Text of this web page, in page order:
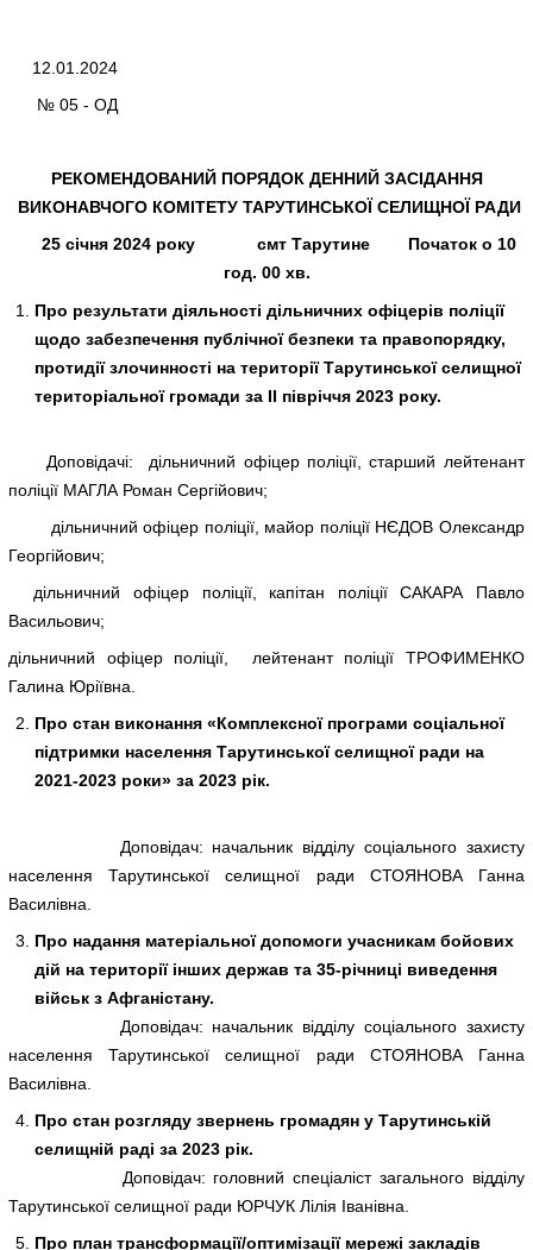
12.01.2024
№ 05 - ОД
РЕКОМЕНДОВАНИЙ ПОРЯДОК ДЕННИЙ ЗАСІДАННЯ
ВИКОНАВЧОГО КОМІТЕТУ ТАРУТИНСЬКОЇ СЕЛИЩНОЇ РАДИ
25 січня 2024 року
смт Тарутине Початок о 10
год. 00 хв.
Про результати діяльності дільничних офіцерів поліції
щодо забезпечення публічної безпеки та правопорядку,
протидії злочинності на території Тарутинської селищної
територіальної громади за ІІ півріччя 2023 року.
Доповідачі: дільничний офіцер поліції, старший лейтенант
поліції МАГЛА Роман Сергійович;
дільничний офіцер поліції, майор поліції НЄДОВ Олександр
Георгійович;
дільничний офіцер поліції, капітан поліції САКАРА Павло
Васильович;
дільничний офіцер поліції, лейтенант поліції ТРОФИМЕНКО
Галина Юріївна.
Про стан виконання «Комплексної програми соціальної
підтримки населення Тарутинської селищної ради на
2021-2023 роки» за 2023 рік.
Доповідач: начальник відділу соціального захисту
населення Тарутинської селищної ради СТОЯНОВА Ганна
Василівна.
Про надання матеріальної допомоги учасникам бойових
дій на території інших держав та 35-річниці виведення
військ з Афганістану.
Доповідач: начальник відділу соціального захисту
населення Тарутинської селищної ради СТОЯНОВА Ганна
Василівна.
Про стан розгляду звернень громадян у Тарутинській
селищній раді за 2023 рік.
Доповідач: головний спеціаліст загального відділу
Тарутинської селищної ради ЮРЧУК Лілія Іванівна.
Про план трансформації/оптимізації мережі закладів